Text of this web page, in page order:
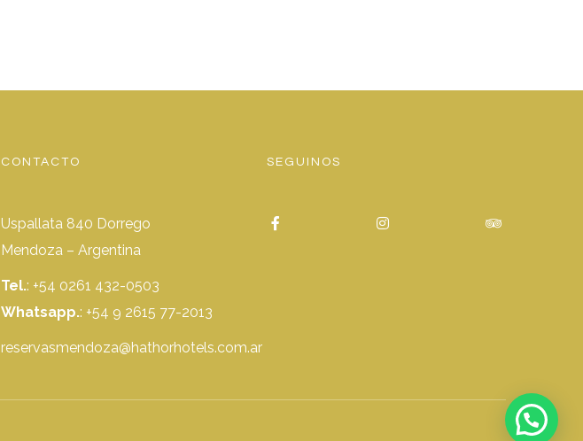
CONTACTO
Uspallata 840 Dorrego
Mendoza – Argentina
Tel.: +54 0261 432-0503
Whatsapp.: +54 9 2615 77-2013
reservasmendoza@hathorhotels.com.ar
SEGUINOS